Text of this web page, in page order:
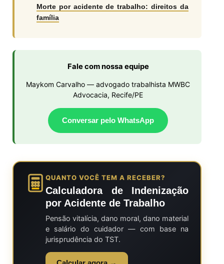
Morte por acidente de trabalho: direitos da
família
Fale com nossa equipe
Maykom Carvalho — advogado trabalhista MWBC
Advocacia, Recife/PE
Conversar pelo WhatsApp
QUANTO VOCÊ TEM A RECEBER?
Calculadora de Indenização
por Acidente de Trabalho
Pensão vitalícia, dano moral, dano material
e salário do cuidador — com base na
jurisprudência do TST.